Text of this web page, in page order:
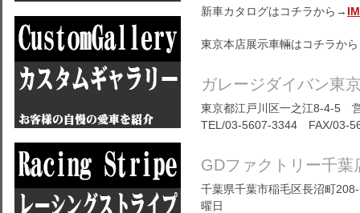
新車カタログはコチラから→
東京本店展示車輛はコチラか
ガレージダイバン東
東京都江戸川区一之江8-4-5
TEL/03-5607-3344 FAX/03-
GDファクトリー千葉
千葉県千葉市稲毛区長沼町
曜日